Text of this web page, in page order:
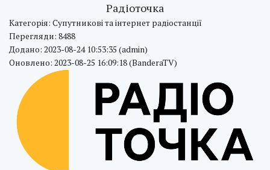
Радіоточка
Категорія: Супутникові та інтернет радіостанції
Перегляди: 8488
Додано: 2023-08-24 10:53:35 (admin)
Оновлено: 2023-08-25 16:09:18 (BanderaTV)